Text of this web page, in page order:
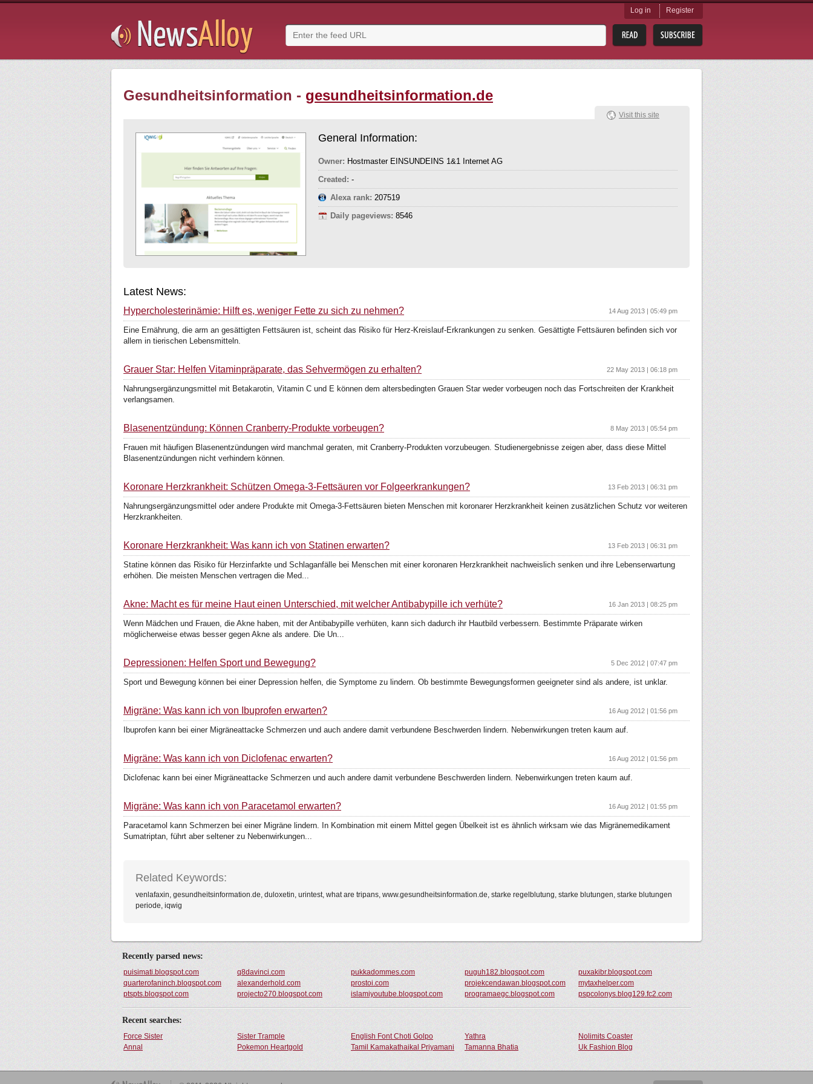
Log in Register
Gesundheitsinformation - gesundheitsinformation.de
General Information:
Owner: Hostmaster EINSUNDEINS 1&1 Internet AG
Created: -
Alexa rank: 207519
Daily pageviews: 8546
Visit this site
Latest News:
Hypercholesterinämie: Hilft es, weniger Fette zu sich zu nehmen? 14 Aug 2013 | 05:49 pm
Eine Ernährung, die arm an gesättigten Fettsäuren ist, scheint das Risiko für Herz-Kreislauf-Erkrankungen zu senken. Gesättigte Fettsäuren befinden sich vor
allem in tierischen Lebensmitteln.
Grauer Star: Helfen Vitaminpräparate, das Sehvermögen zu erhalten? 22 May 2013 | 06:18 pm
Nahrungsergänzungsmittel mit Betakarotin, Vitamin C und E können dem altersbedingten Grauen Star weder vorbeugen noch das Fortschreiten der Krankheit
verlangsamen.
Blasenentzündung: Können Cranberry-Produkte vorbeugen? 8 May 2013 | 05:54 pm
Frauen mit häufigen Blasenentzündungen wird manchmal geraten, mit Cranberry-Produkten vorzubeugen. Studienergebnisse zeigen aber, dass diese Mittel
Blasenentzündungen nicht verhindern können.
Koronare Herzkrankheit: Schützen Omega-3-Fettsäuren vor Folgeerkrankungen? 13 Feb 2013 | 06:31 pm
Nahrungsergänzungsmittel oder andere Produkte mit Omega-3-Fettsäuren bieten Menschen mit koronarer Herzkrankheit keinen zusätzlichen Schutz vor weiteren
Herzkrankheiten.
Koronare Herzkrankheit: Was kann ich von Statinen erwarten? 13 Feb 2013 | 06:31 pm
Statine können das Risiko für Herzinfarkte und Schlaganfälle bei Menschen mit einer koronaren Herzkrankheit nachweislich senken und ihre Lebenserwartung
erhöhen. Die meisten Menschen vertragen die Med...
Akne: Macht es für meine Haut einen Unterschied, mit welcher Antibabypille ich verhüte? 16 Jan 2013 | 08:25 pm
Wenn Mädchen und Frauen, die Akne haben, mit der Antibabypille verhüten, kann sich dadurch ihr Hautbild verbessern. Bestimmte Präparate wirken
möglicherweise etwas besser gegen Akne als andere. Die Un...
Depressionen: Helfen Sport und Bewegung? 5 Dec 2012 | 07:47 pm
Sport und Bewegung können bei einer Depression helfen, die Symptome zu lindern. Ob bestimmte Bewegungsformen geeigneter sind als andere, ist unklar.
Migräne: Was kann ich von Ibuprofen erwarten? 16 Aug 2012 | 01:56 pm
Ibuprofen kann bei einer Migräneattacke Schmerzen und auch andere damit verbundene Beschwerden lindern. Nebenwirkungen treten kaum auf.
Migräne: Was kann ich von Diclofenac erwarten? 16 Aug 2012 | 01:56 pm
Diclofenac kann bei einer Migräneattacke Schmerzen und auch andere damit verbundene Beschwerden lindern. Nebenwirkungen treten kaum auf.
Migräne: Was kann ich von Paracetamol erwarten? 16 Aug 2012 | 01:55 pm
Paracetamol kann Schmerzen bei einer Migräne lindern. In Kombination mit einem Mittel gegen Übelkeit ist es ähnlich wirksam wie das Migränemedikament
Sumatriptan, führt aber seltener zu Nebenwirkungen...
Related Keywords:
venlafaxin, gesundheitsinformation.de, duloxetin, urintest, what are tripans, www.gesundheitsinformation.de, starke regelblutung, starke blutungen, starke blutungen
periode, iqwig
Recently parsed news:
puisimati.blogspot.com q8davinci.com pukkadommes.com puguh182.blogspot.com
puxakibr.blogspot.com
quarterofaninch.blogspot.com
alexanderhold.com prostoi.com projekcendawan.blogspot.com
mytaxhelper.com
ptspts.blogspot.com
projecto270.blogspot.com islamiyoutube.blogspot.com programaegc.blogspot.com pspcolonys.blog129.fc2.com
Recent searches:
Force Sister Sister Trample English Font Choti Golpo Yathra
Nolimits Coaster
Annal
Pokemon Heartgold Tamil Kamakathaikal Priyamani Tamanna Bhatia Uk Fashion Blog